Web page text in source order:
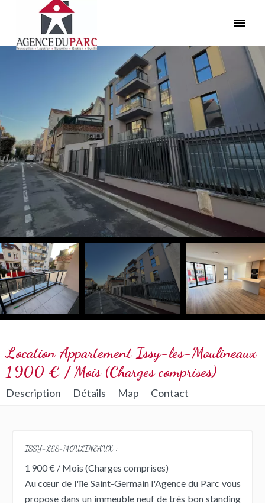
Location Appartement Issy-les-Moulineaux
1 900 € / Mois (Charges comprises)
Description Détails Map Contact
ISSY-LES-MOULINEAUX :
1 900 € / Mois (Charges comprises)
Au cœur de l'île Saint-Germain l'Agence du Parc vous
propose dans un immeuble neuf de très bon standing